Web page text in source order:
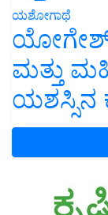
ಯಶೋಗಾಥೆ
ಯೋಗೇಶ್
ಮತ್ತು
ಯಶಸ್ಸಿನ